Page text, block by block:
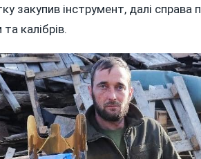
закупив інструмент, далі справа
калібрів.